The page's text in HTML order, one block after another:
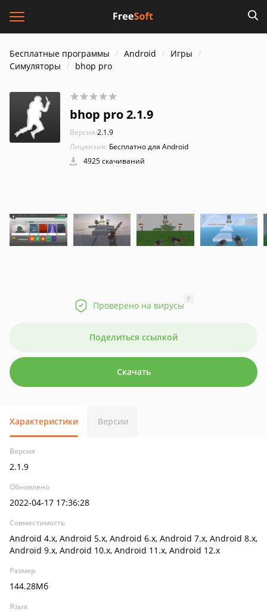
Бесплатные программы Android
Игры
Симуляторы
bhop pro
bhop pro 2.1.9
Версия:2.1.9
Лицензия: Бесплатно для Android
4925 скачиваний
Проверено на вирусы
?
Поделиться ссылкой
Скачать
Характеристики Версии
Версия
2.1.9
Обновлено
2022-04-17 17:36:28
Совместимость
Android 4.x, Android 5.x, Android 6.x, Android 7.x, Android 8.x,
Android 9.x, Android 10.x, Android 11.x, Android 12.x
Размер
144.28Мб
Язык